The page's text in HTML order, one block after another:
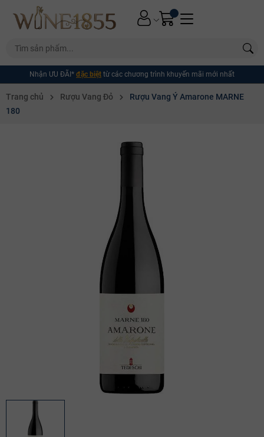
Nhận ƯU ĐÃI* đặc biệt từ các chương trình khuyến mãi mới nhất
Trang chủ Rượu Vang Đỏ
Rượu Vang Ý Amarone MARNE
180